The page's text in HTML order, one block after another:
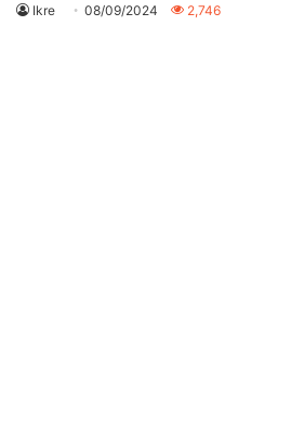
Ikre 08/09/2024 2,746